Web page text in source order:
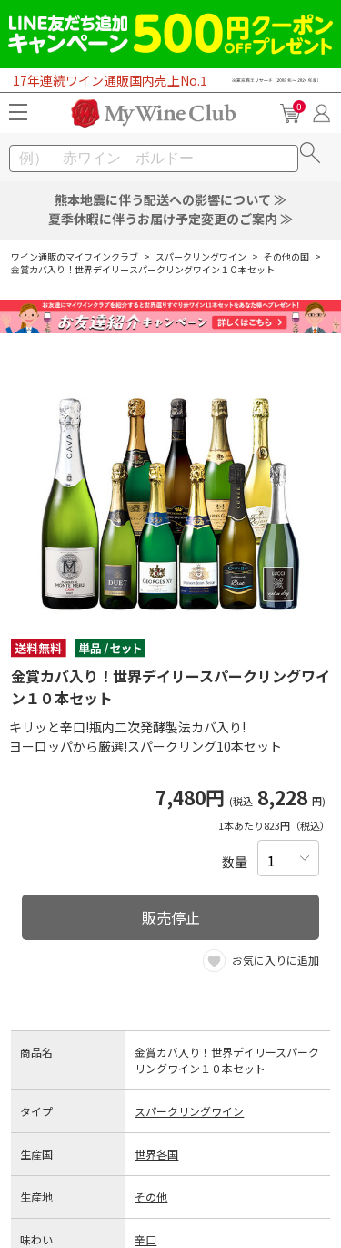
17年連続ワイン通販国内売上No.1
0
熊本地震に伴う配送への影響について ≫
夏季休暇に伴うお届け予定変更のご案内 ≫
ワイン通販のマイワインクラブ > スパークリングワイン > その他の国 >
金賞カバ入り！世界デイリースパークリングワイン１０本セット
金賞カバ入り！世界デイリースパークリングワイ
ン１０本セット
キリッと辛口!瓶内二次発酵製法カバ入り!
ヨーロッパから厳選!スパークリング10本セット
7,480円 (税込 8,228 円)
1本あたり823円（税込）
数量
販売停止
お気に入りに追加
商品名
金賞カバ入り！世界デイリースパーク
リングワイン１０本セット
タイプ スパークリングワイン
生産国 世界各国
生産地 その他
味わい 辛口